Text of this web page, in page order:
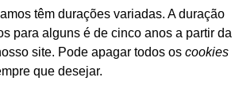
têm durações variadas. A duração
para alguns é de cinco anos a partir da
site. Pode apagar todos os cookies
que desejar.